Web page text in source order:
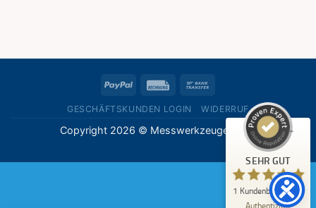
PayPal Rechung
GESCHÄFTSKUNDEN LOGIN WIDERRUF
Copyright 2026 © Messwerkzeuge24.de
SEHR GUT
1 Kundenbewertung
Authentizität
5,00
/
5,00
1
Bewertung auf ProvenExpert.com
Erfahren Sie mehr über dieses Bewertungssiegel
07.05.2026